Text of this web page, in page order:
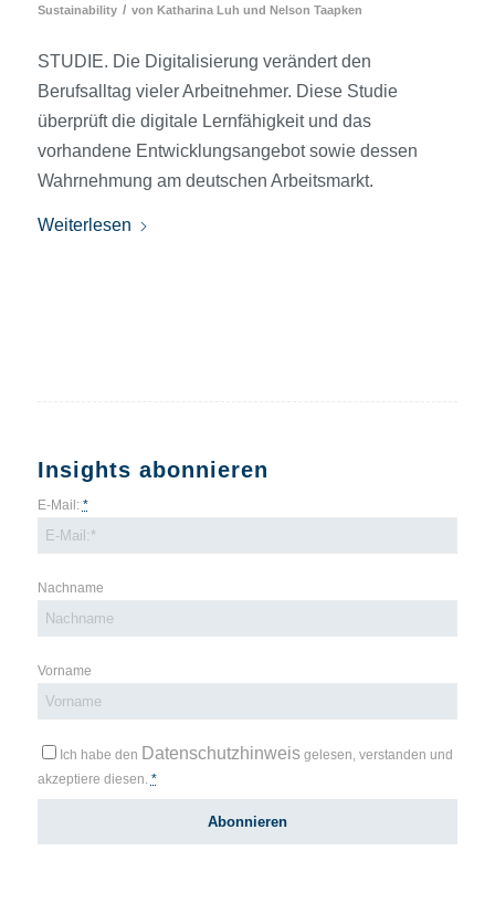
Sustainability / von Katharina Luh und Nelson Taapken
STUDIE. Die Digitalisierung verändert den
Berufsalltag vieler Arbeitnehmer. Diese Studie
überprüft die digitale Lernfähigkeit und das
vorhandene Entwicklungsangebot sowie dessen
Wahrnehmung am deutschen Arbeitsmarkt.
Weiterlesen
Insights abonnieren
E-Mail: *
Nachname
Vorname
Ich habe den Datenschutzhinweisgelesen, verstanden und
akzeptiere diesen. *